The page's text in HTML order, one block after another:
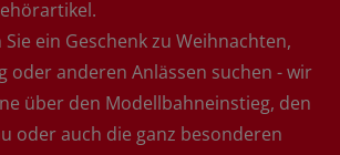
ein Geschenk zu Weihnachten,
oder anderen Anlässen suchen - wir
über den Modellbahneinstieg, den
oder auch die ganz besonderen